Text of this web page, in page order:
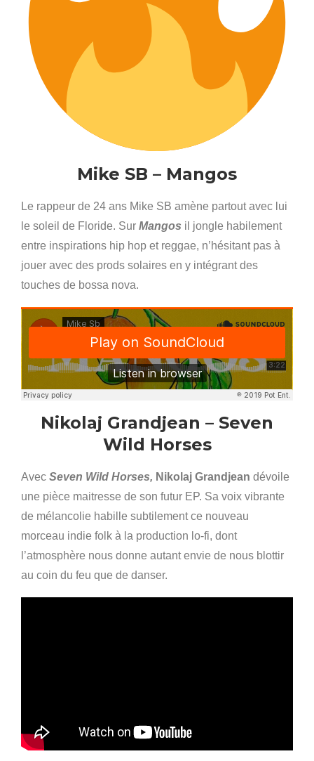
Mike SB – Mangos
Le rappeur de 24 ans Mike SB amène partout avec lui
le soleil de Floride. Sur Mangos il jongle habilement
entre inspirations hip hop et reggae, n’hésitant pas à
jouer avec des prods solaires en y intégrant des
touches de bossa nova.
Nikolaj Grandjean – Seven
Wild Horses
Avec Seven Wild Horses, Nikolaj Grandjean dévoile
une pièce maitresse de son futur EP. Sa voix vibrante
de mélancolie habille subtilement ce nouveau
morceau indie folk à la production lo-fi, dont
l’atmosphère nous donne autant envie de nous blottir
au coin du feu que de danser.